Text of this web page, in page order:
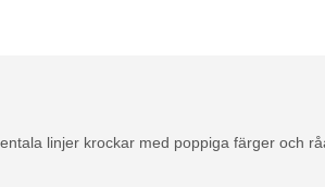
linjer krockar med poppiga färger och